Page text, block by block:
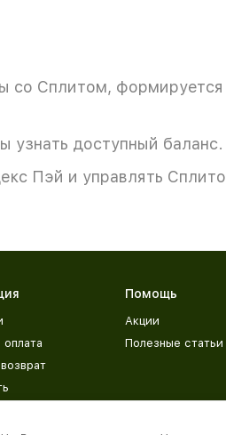
Сплитом,
узнать доступный баланс.
Пэй и управлять
Помощь
Акции
Полезные статьи